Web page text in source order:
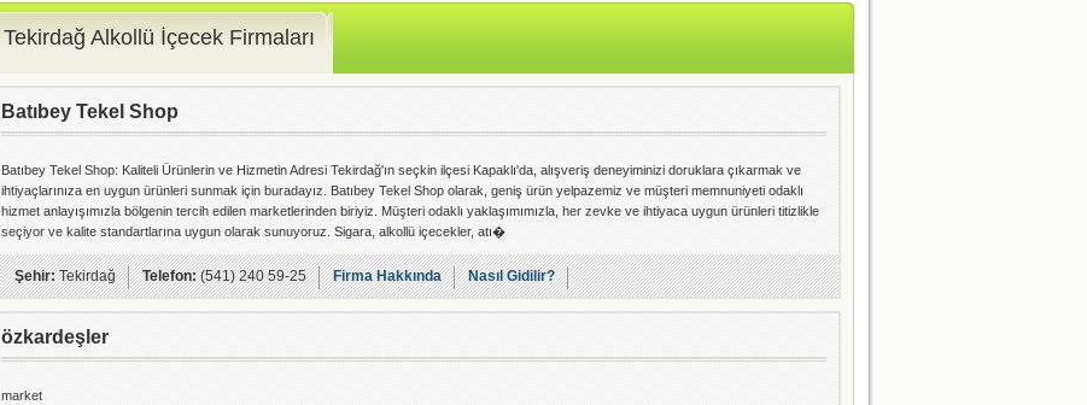
Tekirdağ Alkollü İçecek Firmaları
Batıbey Tekel Shop
Batıbey Tekel Shop: Kaliteli Ürünlerin ve Hizmetin Adresi Tekirdağ'ın seçkin ilçesi Kapaklı'da, alışveriş deneyiminizi doruklara çıkarmak ve
ihtiyaçlarınıza en uygun ürünleri sunmak için buradayız. Batıbey Tekel Shop olarak, geniş ürün yelpazemiz ve müşteri memnuniyeti odaklı
hizmet anlayışımızla bölgenin tercih edilen marketlerinden biriyiz. Müşteri odaklı yaklaşımımızla, her zevke ve ihtiyaca uygun ürünleri titizlikle
seçiyor ve kalite standartlarına uygun olarak sunuyoruz. Sigara, alkollü içecekler, atı�
Şehir:Tekirdağ Telefon:(541) 240 59-25 Firma Hakkında Nasıl Gidilir?
özkardeşler
market